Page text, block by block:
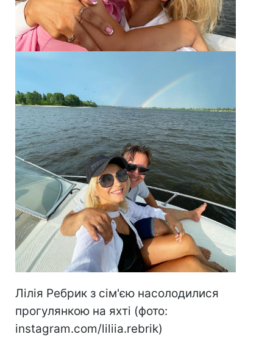
Лілія Ребрик з сім'єю насолодилися
прогулянкою на яхті (фото:
instagram.com/liliia.rebrik)